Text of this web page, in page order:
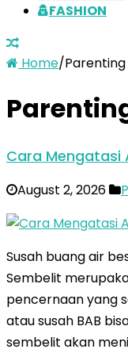
FASHION
Home/Parenting
Cara Mengatasi
August 2, 2026
Susah buang air
Sembelit
pencernaan yang
atau susah BAB
sembelit akan